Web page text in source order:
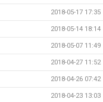
2018-05-17 17:35
2018-05-14 18:14
2018-05-07 11:49
2018-04-27 11:52
2018-04-26 07:42
2018-04-23 13:03